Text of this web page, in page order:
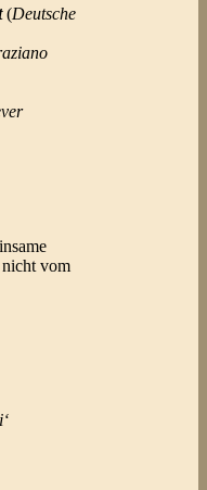
(Deutsche
nicht vom